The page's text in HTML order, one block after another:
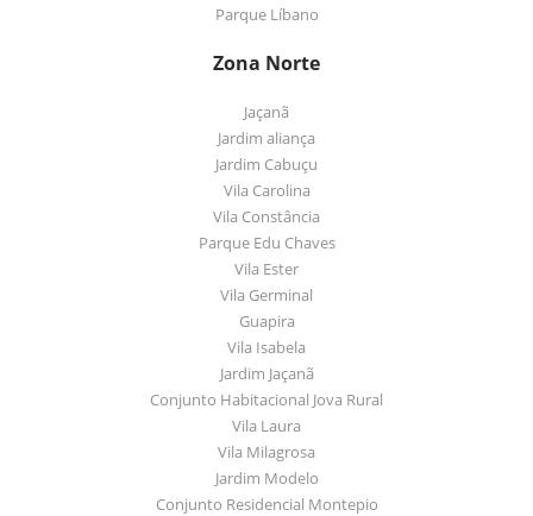
Parque Líbano
Zona Norte
Jaçanã
Jardim aliança
Jardim Cabuçu
Vila Carolina
Vila Constância
Parque Edu Chaves
Vila Ester
Vila Germinal
Guapira
Vila Isabela
Jardim Jaçanã
Conjunto Habitacional Jova Rural
Vila Laura
Vila Milagrosa
Jardim Modelo
Conjunto Residencial Montepio